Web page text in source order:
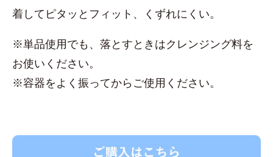
着してピタッとフィット、くずれにくい。
※単品使用でも、落とすときはクレンジング料を
お使いください。
※容器をよく振ってからご使用ください。